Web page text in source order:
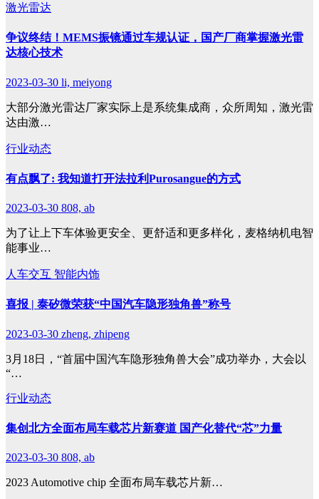
激光雷达
争议终结！MEMS振镜通过车规认证，国产厂商掌握激光雷
达核心技术
2023-03-30 li, meiyong
大部分激光雷达厂家实际上是系统集成商，众所周知，激光雷
达由激…
行业动态
有点飘了: 我知道打开法拉利Purosangue的方式
2023-03-30 808, ab
为了让上下车体验更安全、更舒适和更多样化，麦格纳机电智
能事业…
人车交互 智能内饰
喜报 | 泰矽微荣获“中国汽车隐形独角兽”称号
2023-03-30 zheng, zhipeng
3月18日，“首届中国汽车隐形独角兽大会”成功举办，大会以
“…
行业动态
集创北方全面布局车载芯片新赛道 国产化替代“芯”力量
2023-03-30 808, ab
2023 Automotive chip 全面布局车载芯片新…